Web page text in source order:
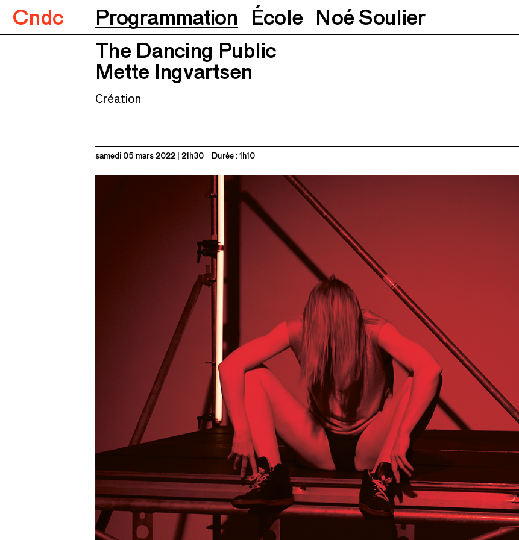
Cndc Programmation École Noé Soulier
The Dancing Public Mette Ingvartsen 05.03.2022
The Dancing Public
Mette Ingvartsen
Création
samedi 05 mars 2022 21h30 Durée : 1h10